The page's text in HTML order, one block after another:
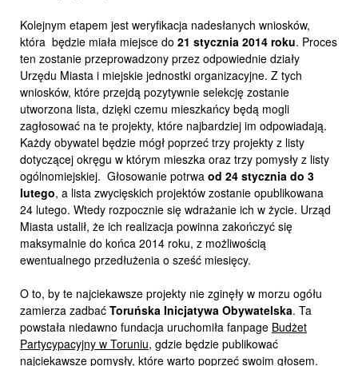
Kolejnym etapem jest weryfikacja nadesłanych wniosków,
która będzie miała miejsce do 21 stycznia 2014 roku. Proces
ten zostanie przeprowadzony przez odpowiednie działy
Urzędu Miasta i miejskie jednostki organizacyjne. Z tych
wniosków, które przejdą pozytywnie selekcję zostanie
utworzona lista, dzięki czemu mieszkańcy będą mogli
zagłosować na te projekty, które najbardziej im odpowiadają.
Każdy obywatel będzie mógł poprzeć trzy projekty z listy
dotyczącej okręgu w którym mieszka oraz trzy pomysły z listy
ogólnomiejskiej. Głosowanie potrwa od 24 stycznia do 3
lutego, a lista zwycięskich projektów zostanie opublikowana
24 lutego. Wtedy rozpocznie się wdrażanie ich w życie. Urząd
Miasta ustalił, że ich realizacja powinna zakończyć się
maksymalnie do końca 2014 roku, z możliwością
ewentualnego przedłużenia o sześć miesięcy.
O to, by te najciekawsze projekty nie zginęły w morzu ogółu
zamierza zadbać Toruńska Inicjatywa Obywatelska. Ta
powstała niedawno fundacja uruchomiła fanpage Budżet
Partycypacyjny w Toruniu, gdzie będzie publikować
najciekawsze pomysły, które warto poprzeć swoim głosem.